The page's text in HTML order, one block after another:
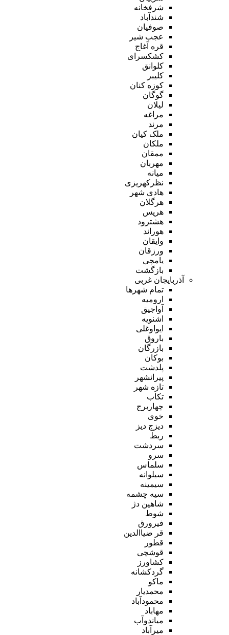
شرفخانه
شندآباد
صوفیان
عجب شیر
قره آغاج
کشکسرای
کلوانق
کلیبر
کوزه کنان
گوگان
لیلان
مراغه
مرند
ملک کیان
ملکان
ممقان
مهربان
میانه
نظرکهریزی
هادی شهر
هرگلان
هریس
هشترود
هوراند
وایقان
ورزقان
یامچی
بازگشت
آذربایجان غربی
تمام شهر‌ها
ارومیه
آواجیق
اشنویه
ایواوغلی
باروق
بازرگان
بوکان
پلدشت
پیرانشهر
تازه شهر
تکاب
چهاربرج
خوی
دیزج دیز
ربط
سردشت
سرو
سلماس
سیلوانه
سیمینه
سیه چشمه
شاهین دژ
شوط
فیرورق
قر ضیاالدین
قطور
قوشچی
کشاورز
گردکشانه
ماکو
محمدیار
محمودآباد
مهاباد
میاندوآب
میرآباد